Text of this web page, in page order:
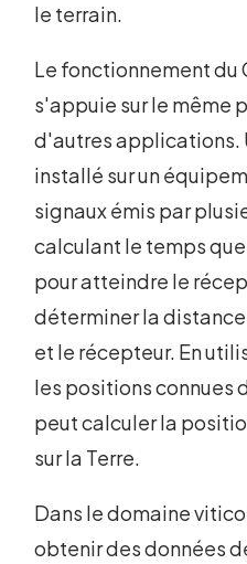
le terrain.
Le fonctionnement du
s'appuie sur le même
d'autres applications.
installé sur un
signaux émis par
calculant le temps
pour atteindre le
déterminer la
et le récepteur. En
les positions connues
peut calculer la
sur la Terre.
Dans le domaine
obtenir des données